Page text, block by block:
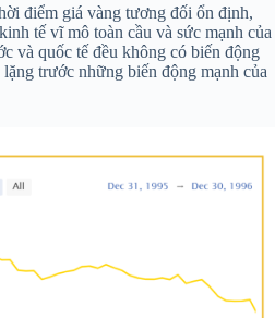
điểm giá vàng tương đối ổn định,
tế vĩ mô toàn cầu và sức mạnh của
và quốc tế đều không có biến động
trước những biến động mạnh của